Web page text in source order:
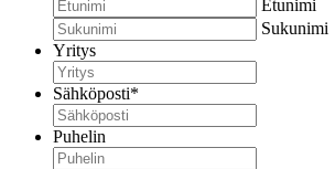
Etunimi
Sukunimi
Yritys
Sähköposti*
Puhelin